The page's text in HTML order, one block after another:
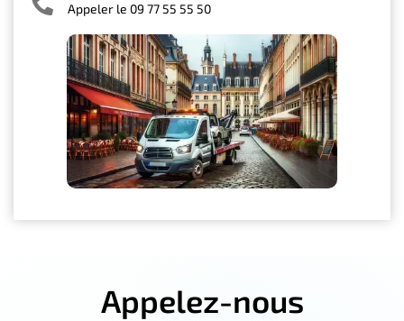
Appeler le 09 77 55 55 50
Appelez-nous